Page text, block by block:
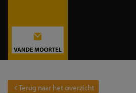
Terug naar het overzicht